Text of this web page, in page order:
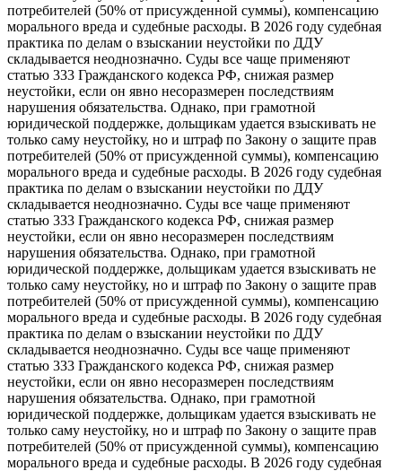
потребителей (50% от присужденной суммы), компенсацию
морального вреда и судебные расходы. В 2026 году судебная
практика по делам о взыскании неустойки по ДДУ
складывается неоднозначно. Суды все чаще применяют
статью 333 Гражданского кодекса РФ, снижая размер
неустойки, если он явно несоразмерен последствиям
нарушения обязательства. Однако, при грамотной
юридической поддержке, дольщикам удается взыскивать не
только саму неустойку, но и штраф по Закону о защите прав
потребителей (50% от присужденной суммы), компенсацию
морального вреда и судебные расходы. В 2026 году судебная
практика по делам о взыскании неустойки по ДДУ
складывается неоднозначно. Суды все чаще применяют
статью 333 Гражданского кодекса РФ, снижая размер
неустойки, если он явно несоразмерен последствиям
нарушения обязательства. Однако, при грамотной
юридической поддержке, дольщикам удается взыскивать не
только саму неустойку, но и штраф по Закону о защите прав
потребителей (50% от присужденной суммы), компенсацию
морального вреда и судебные расходы. В 2026 году судебная
практика по делам о взыскании неустойки по ДДУ
складывается неоднозначно. Суды все чаще применяют
статью 333 Гражданского кодекса РФ, снижая размер
неустойки, если он явно несоразмерен последствиям
нарушения обязательства. Однако, при грамотной
юридической поддержке, дольщикам удается взыскивать не
только саму неустойку, но и штраф по Закону о защите прав
потребителей (50% от присужденной суммы), компенсацию
морального вреда и судебные расходы. В 2026 году судебная